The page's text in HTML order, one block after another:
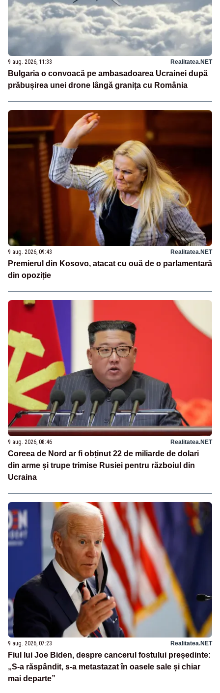
9 aug. 2026, 11:33 Realitatea.NET
Bulgaria o convoacă pe ambasadoarea Ucrainei după
prăbușirea unei drone lângă granița cu România
9 aug. 2026, 09:43 Realitatea.NET
Premierul din Kosovo, atacat cu ouă de o parlamentară
din opoziție
9 aug. 2026, 08:46 Realitatea.NET
Coreea de Nord ar fi obținut 22 de miliarde de dolari
din arme și trupe trimise Rusiei pentru războiul din
Ucraina
9 aug. 2026, 07:23 Realitatea.NET
Fiul lui Joe Biden, despre cancerul fostului președinte:
„S-a răspândit, s-a metastazat în oasele sale și chiar
mai departe”